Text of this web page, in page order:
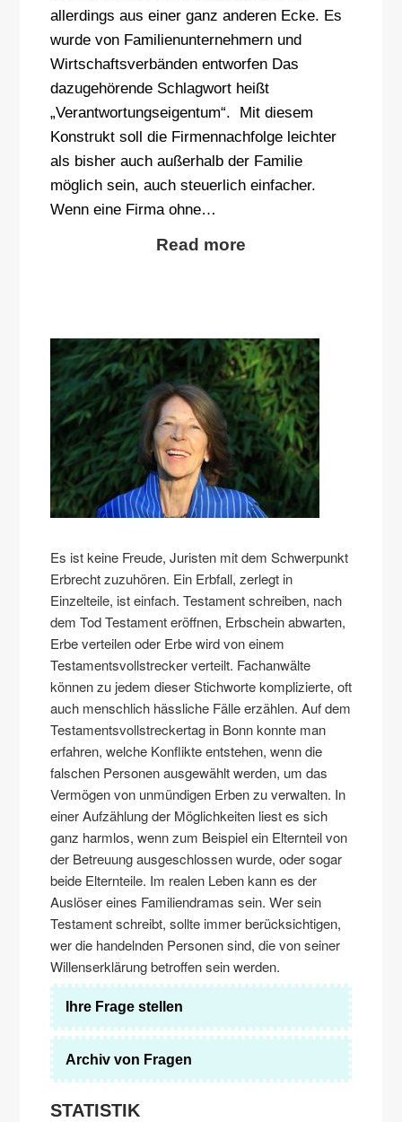
allerdings aus einer ganz anderen Ecke. Es
wurde von Familienunternehmern und
Wirtschaftsverbänden entworfen Das
dazugehörende Schlagwort heißt
„Verantwortungseigentum“. Mit diesem
Konstrukt soll die Firmennachfolge leichter
als bisher auch außerhalb der Familie
möglich sein, auch steuerlich einfacher.
Wenn eine Firma ohne…
Read more
Es ist keine Freude, Juristen mit dem Schwerpunkt
Erbrecht zuzuhören. Ein Erbfall, zerlegt in
Einzelteile, ist einfach. Testament schreiben, nach
dem Tod Testament eröffnen, Erbschein abwarten,
Erbe verteilen oder Erbe wird von einem
Testamentsvollstrecker verteilt. Fachanwälte
können zu jedem dieser Stichworte komplizierte, oft
auch menschlich hässliche Fälle erzählen. Auf dem
Testamentsvollstreckertag in Bonn konnte man
erfahren, welche Konflikte entstehen, wenn die
falschen Personen ausgewählt werden, um das
Vermögen von unmündigen Erben zu verwalten. In
einer Aufzählung der Möglichkeiten liest es sich
ganz harmlos, wenn zum Beispiel ein Elternteil von
der Betreuung ausgeschlossen wurde, oder sogar
beide Elternteile. Im realen Leben kann es der
Auslöser eines Familiendramas sein. Wer sein
Testament schreibt, sollte immer berücksichtigen,
wer die handelnden Personen sind, die von seiner
Willenserklärung betroffen sein werden.
Ihre Frage stellen
Archiv von Fragen
STATISTIK